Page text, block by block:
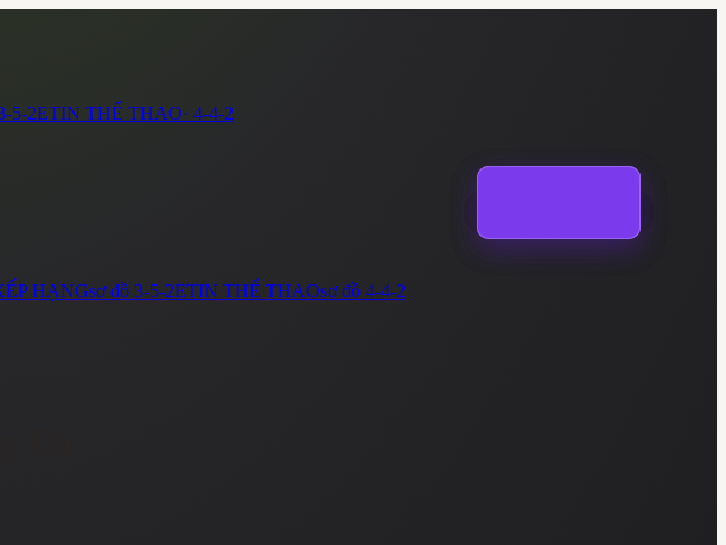
5-2ETIN THỂ THAO· 4-4-2
HẠNGsơ đồ 3-5-2ETIN THỂ THAOsơ đồ 4-4-2